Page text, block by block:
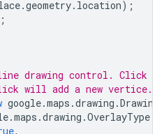
,
: -35.28158259999999
.geometry. location);
drawing control. Click
will add a new vertice.
google.maps .drawing .
.maps .drawing .OverlayType
,